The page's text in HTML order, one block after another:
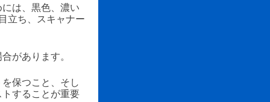
は、黒色、濃い
立ち、スキャナー
があります。
保つこと、そし
することが重要